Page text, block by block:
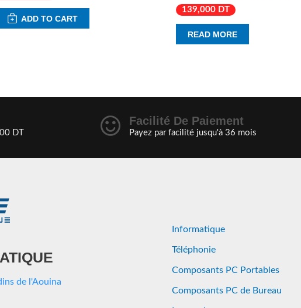
ADD TO CART
139,000 DT
READ MORE
DT
Facilité De Paiement
Payez par facilité jusqu'à 36 mois
de l'Aouina
Informatique
Téléphonie
Composants PC Portables
Composants PC de Bureau